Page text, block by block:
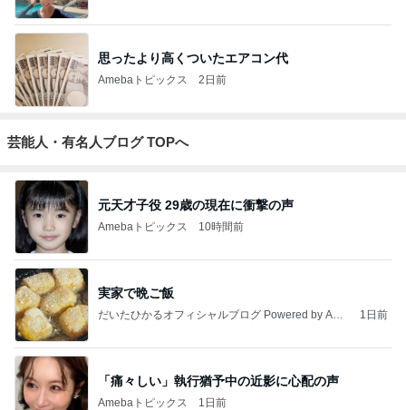
思ったより高くついたエアコン代
Amebaトピックス 2日前
芸能人・有名人ブログ TOPへ
元天才子役 29歳の現在に衝撃の声
Amebaトピックス 10時間前
実家で晩ご飯
だいたひかるオフィシャルブログ Powered by Ame
1日前
「痛々しい」執行猶予中の近影に心配の声
Amebaトピックス 1日前